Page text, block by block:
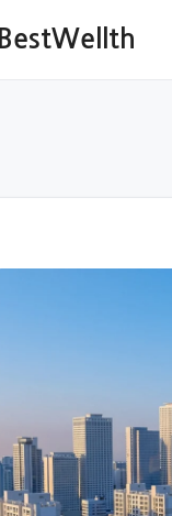
BestWellth